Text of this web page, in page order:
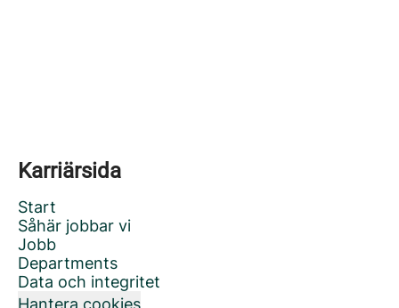
Karriärsida
Start
Såhär jobbar vi
Jobb
Departments
Data och integritet
Hantera cookies